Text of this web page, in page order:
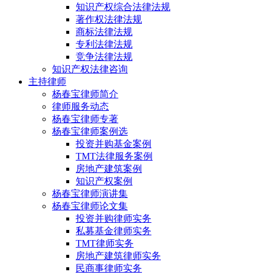
知识产权综合法律法规
著作权法律法规
商标法律法规
专利法律法规
竞争法律法规
知识产权法律咨询
主持律师
杨春宝律师简介
律师服务动态
杨春宝律师专著
杨春宝律师案例选
投资并购基金案例
TMT法律服务案例
房地产建筑案例
知识产权案例
杨春宝律师演讲集
杨春宝律师论文集
投资并购律师实务
私募基金律师实务
TMT律师实务
房地产建筑律师实务
民商事律师实务